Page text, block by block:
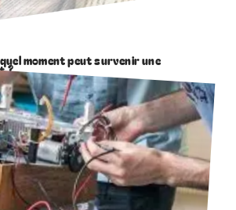
moment peut survenir une
?